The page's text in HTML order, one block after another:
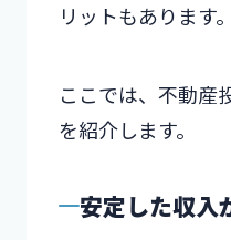
リットもあります。
ここでは、不動産
を紹介します。
安定した収入